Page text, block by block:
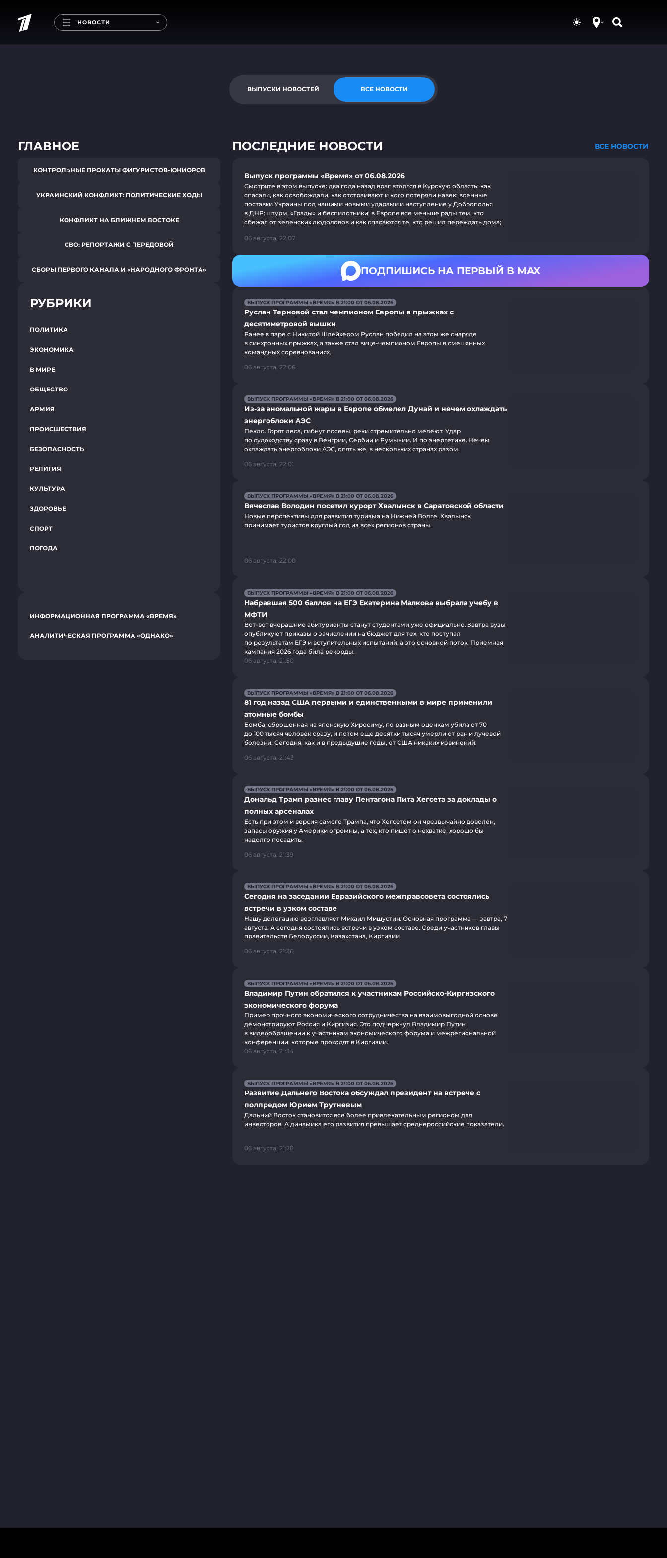
НОВОСТИ
ВЫПУСКИ НОВОСТЕЙ ВСЕ НОВОСТИ
ГЛАВНОЕ
КОНТРОЛЬНЫЕ ПРОКАТЫ ФИГУРИСТОВ-ЮНИОРОВ
УКРАИНСКИЙ КОНФЛИКТ: ПОЛИТИЧЕСКИЕ ХОДЫ
КОНФЛИКТ НА БЛИЖНЕМ ВОСТОКЕ
СВО: РЕПОРТАЖИ С ПЕРЕДОВОЙ
СБОРЫ ПЕРВОГО КАНАЛА И «НАРОДНОГО ФРОНТА»
РУБРИКИ
ПОЛИТИКА
ЭКОНОМИКА
В МИРЕ
ОБЩЕСТВО
АРМИЯ
ПРОИСШЕСТВИЯ
БЕЗОПАСНОСТЬ
РЕЛИГИЯ
КУЛЬТУРА
ЗДОРОВЬЕ
СПОРТ
ПОГОДА
ИНФОРМАЦИОННАЯ ПРОГРАММА «ВРЕМЯ»
АНАЛИТИЧЕСКАЯ ПРОГРАММА «ОДНАКО»
ПОСЛЕДНИЕ НОВОСТИ ВСЕ НОВОСТИ
Выпуск программы «Время» от 06.08.2026
Смотрите в этом выпуске: два года назад враг вторгся в Курскую область: как
спасали, как освобождали, как отстраивают и кого потеряли навек; военные
поставки Украины под нашими новыми ударами и наступление у Доброполья
в ДНР: штурм, «Грады» и беспилотники; в Европе все меньше рады тем, кто
сбежал от зеленских людоловов и как спасаются те, кто решил переждать дома;
06 августа, 22:07
ПОДПИШИСЬ НА ПЕРВЫЙ В MAX
ВЫПУСК ПРОГРАММЫ «ВРЕМЯ» В 21:00 ОТ 06.08.2026
Руслан Терновой стал чемпионом Европы в прыжках с
десятиметровой вышки
Ранее в паре с Никитой Шлейхером Руслан победил на этом же снаряде
в синхронных прыжках, а также стал вице-чемпионом Европы в смешанных
командных соревнованиях.
06 августа, 22:06
ВЫПУСК ПРОГРАММЫ «ВРЕМЯ» В 21:00 ОТ 06.08.2026
Из-за аномальной жары в Европе обмелел Дунай и нечем охлаждать
энергоблоки АЭС
Пекло. Горят леса, гибнут посевы, реки стремительно мелеют. Удар
по судоходству сразу в Венгрии, Сербии и Румынии. И по энергетике. Нечем
охлаждать энергоблоки АЭС, опять же, в нескольких странах разом.
06 августа, 22:01
ВЫПУСК ПРОГРАММЫ «ВРЕМЯ» В 21:00 ОТ 06.08.2026
Вячеслав Володин посетил курорт Хвалынск в Саратовской области
Новые перспективы для развития туризма на Нижней Волге. Хвалынск
принимает туристов круглый год из всех регионов страны.
06 августа, 22:00
ВЫПУСК ПРОГРАММЫ «ВРЕМЯ» В 21:00 ОТ 06.08.2026
Набравшая 500 баллов на ЕГЭ Екатерина Малкова выбрала учебу в
МФТИ
Вот-вот вчерашние абитуриенты станут студентами уже официально. Завтра вузы
опубликуют приказы о зачислении на бюджет для тех, кто поступал
по результатам ЕГЭ и вступительных испытаний, а это основной поток. Приемная
кампания 2026 года била рекорды.
06 августа, 21:50
ВЫПУСК ПРОГРАММЫ «ВРЕМЯ» В 21:00 ОТ 06.08.2026
81 год назад США первыми и единственными в мире применили
атомные бомбы
Бомба, сброшенная на японскую Хиросиму, по разным оценкам убила от 70
до 100 тысяч человек сразу, и потом еще десятки тысяч умерли от ран и лучевой
болезни. Сегодня, как и в предыдущие годы, от США никаких извинений.
06 августа, 21:43
ВЫПУСК ПРОГРАММЫ «ВРЕМЯ» В 21:00 ОТ 06.08.2026
Дональд Трамп разнес главу Пентагона Пита Хегсета за доклады о
полных арсеналах
Есть при этом и версия самого Трампа, что Хегсетом он чрезвычайно доволен,
запасы оружия у Америки огромны, а тех, кто пишет о нехватке, хорошо бы
надолго посадить.
06 августа, 21:39
ВЫПУСК ПРОГРАММЫ «ВРЕМЯ» В 21:00 ОТ 06.08.2026
Сегодня на заседании Евразийского межправсовета состоялись
встречи в узком составе
Нашу делегацию возглавляет Михаил Мишустин. Основная программа — завтра, 7
августа. А сегодня состоялись встречи в узком составе. Среди участников главы
правительств Белоруссии, Казахстана, Киргизии.
06 августа, 21:36
ВЫПУСК ПРОГРАММЫ «ВРЕМЯ» В 21:00 ОТ 06.08.2026
Владимир Путин обратился к участникам Российско-Киргизского
экономического форума
Пример прочного экономического сотрудничества на взаимовыгодной основе
демонстрируют Россия и Киргизия. Это подчеркнул Владимир Путин
в видеообращении к участникам экономического форума и межрегиональной
конференции, которые проходят в Киргизии.
06 августа, 21:34
ВЫПУСК ПРОГРАММЫ «ВРЕМЯ» В 21:00 ОТ 06.08.2026
Развитие Дальнего Востока обсуждал президент на встрече с
полпредом Юрием Трутневым
Дальний Восток становится все более привлекательным регионом для
инвесторов. А динамика его развития превышает среднероссийские показатели.
06 августа, 21:28